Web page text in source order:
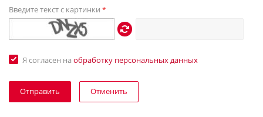
Введите текст с картинки *
Я согласен на обработку персональных данных
Отменить